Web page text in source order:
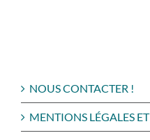
NOUS CONTACTER !
MENTIONS LÉGALES